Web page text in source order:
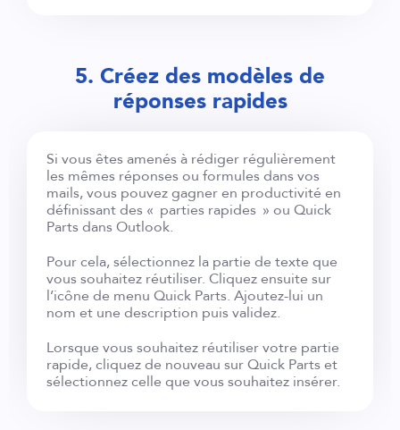
5. Créez des modèles de
réponses rapides
Si vous êtes amenés à rédiger régulièrement
les mêmes réponses ou formules dans vos
mails, vous pouvez gagner en productivité en
définissant des « parties rapides » ou Quick
Parts dans Outlook.
Pour cela, sélectionnez la partie de texte que
vous souhaitez réutiliser. Cliquez ensuite sur
l’icône de menu Quick Parts. Ajoutez-lui un
nom et une description puis validez.
Lorsque vous souhaitez réutiliser votre partie
rapide, cliquez de nouveau sur Quick Parts et
sélectionnez celle que vous souhaitez insérer.